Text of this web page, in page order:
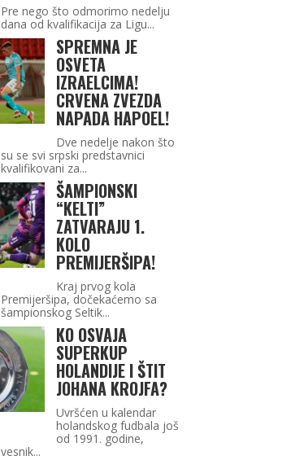
Pre nego što odmorimo nedelju
dana od kvalifikacija za Ligu...
SPREMNA JE
OSVETA
IZRAELCIMA!
CRVENA ZVEZDA
NAPADA HAPOEL!
Dve nedelje nakon što
su se svi srpski predstavnici
kvalifikovani za...
ŠAMPIONSKI
“KELTI”
ZATVARAJU 1.
KOLO
PREMIJERŠIPA!
Kraj prvog kola
Premijeršipa, dočekaćemo sa
šampionskog Seltik...
KO OSVAJA
SUPERKUP
HOLANDIJE I ŠTIT
JOHANA KROJFA?
Uvršćen u kalendar
holandskog fudbala još
od 1991. godine,
vesnik...